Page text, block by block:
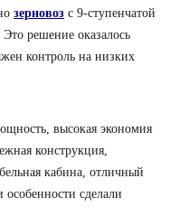
зерновоз с 9-ступенчатой
решение оказалось
контроль на низких
высокая экономия
конструкция,
кабина, отличный
особенности сделали